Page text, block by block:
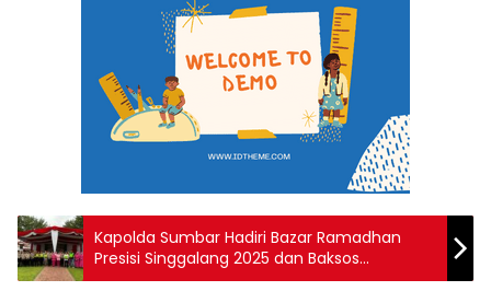
Kapolda Sumbar Hadiri Bazar Ramadhan
Presisi Singgalang 2025 dan Baksos
Ramadhan Bhayangkari 2025